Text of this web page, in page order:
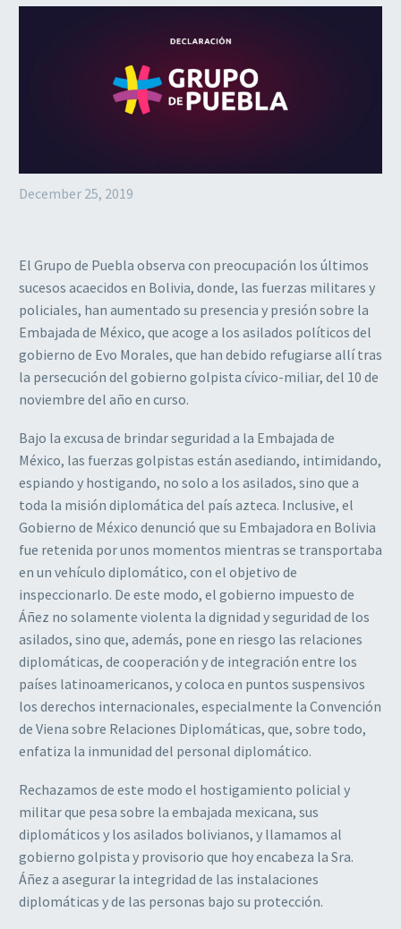
December 25, 2019
El Grupo de Puebla observa con preocupación los últimos
sucesos acaecidos en Bolivia, donde, las fuerzas militares y
policiales, han aumentado su presencia y presión sobre la
Embajada de México, que acoge a los asilados políticos del
gobierno de Evo Morales, que han debido refugiarse allí tras
la persecución del gobierno golpista cívico-miliar, del 10 de
noviembre del año en curso.
Bajo la excusa de brindar seguridad a la Embajada de
México, las fuerzas golpistas están asediando, intimidando,
espiando y hostigando, no solo a los asilados, sino que a
toda la misión diplomática del país azteca. Inclusive, el
Gobierno de México denunció que su Embajadora en Bolivia
fue retenida por unos momentos mientras se transportaba
en un vehículo diplomático, con el objetivo de
inspeccionarlo. De este modo, el gobierno impuesto de
Áñez no solamente violenta la dignidad y seguridad de los
asilados, sino que, además, pone en riesgo las relaciones
diplomáticas, de cooperación y de integración entre los
países latinoamericanos, y coloca en puntos suspensivos
los derechos internacionales, especialmente la Convención
de Viena sobre Relaciones Diplomáticas, que, sobre todo,
enfatiza la inmunidad del personal diplomático.
Rechazamos de este modo el hostigamiento policial y
militar que pesa sobre la embajada mexicana, sus
diplomáticos y los asilados bolivianos, y llamamos al
gobierno golpista y provisorio que hoy encabeza la Sra.
Áñez a asegurar la integridad de las instalaciones
diplomáticas y de las personas bajo su protección.